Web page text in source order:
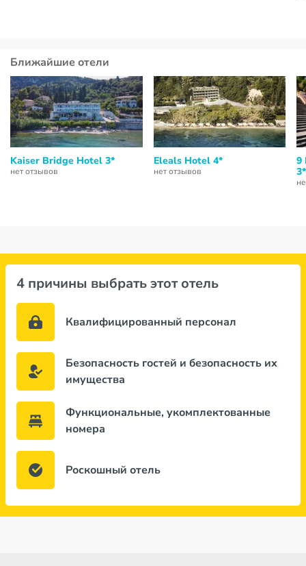
Ближайшие отели
Kaiser Bridge Hotel 3*
нет отзывов
Eleals Hotel 4*
нет отзывов
9
3*
4 причины выбрать этот отель
Квалифицированный персонал
Безопасность гостей и безопасность их
имущества
Функциональные, укомплектованные
номера
Роскошный отель